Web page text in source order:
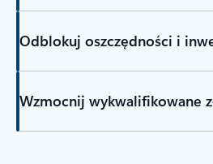
Odblokuj oszczędności i
Wzmocnij wykwalifikowane